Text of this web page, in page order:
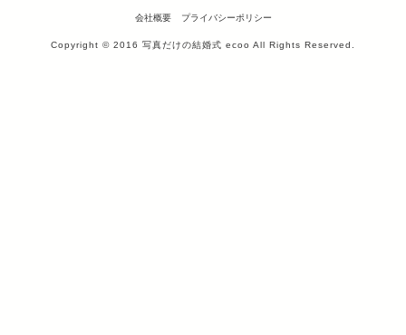
会社概要 プライバシーポリシー
Copyright © 2016 写真だけの結婚式 ecoo All Rights Reserved.